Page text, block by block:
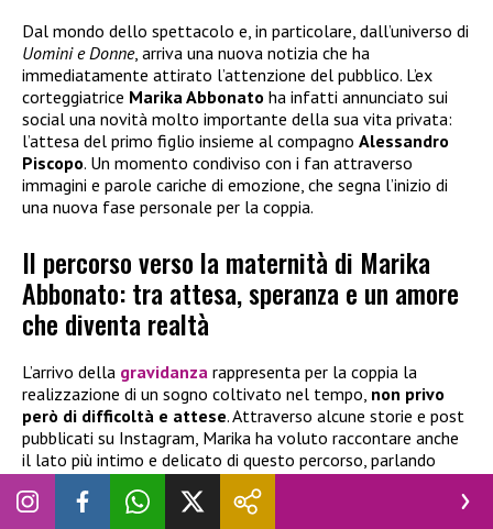
Dal mondo dello spettacolo e, in particolare, dall’universo di
Uomini e Donne, arriva una nuova notizia che ha
immediatamente attirato l’attenzione del pubblico. L’ex
corteggiatrice Marika Abbonato ha infatti annunciato sui
social una novità molto importante della sua vita privata:
l’attesa del primo figlio insieme al compagno Alessandro
Piscopo. Un momento condiviso con i fan attraverso
immagini e parole cariche di emozione, che segna l’inizio di
una nuova fase personale per la coppia.
Il percorso verso la maternità di Marika
Abbonato: tra attesa, speranza e un amore
che diventa realtà
L’arrivo della gravidanza rappresenta per la coppia la
realizzazione di un sogno coltivato nel tempo, non privo
però di difficoltà e attese. Attraverso alcune storie e post
pubblicati su Instagram, Marika ha voluto raccontare anche
il lato più intimo e delicato di questo percorso, parlando
apertamente delle emozioni vissute. In uno dei suoi
messaggi ha scritto parole molto intense rivolgendosi al